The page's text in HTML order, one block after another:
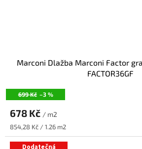
699 Kč –3 %
Marconi Dlažba Marconi Factor
FACTOR36GF
678 Kč / m2
Measure
price:
854,28 Kč / 1.26 m2
Dodatečná